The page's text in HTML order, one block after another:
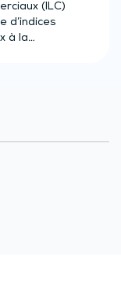
(ILC)
d’indices
à la…